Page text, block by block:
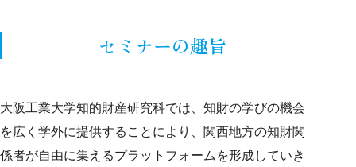
セミナーの趣旨
大阪工業大学知的財産研究科では、知財の学びの機会
を広く学外に提供することにより、関西地方の知財関
係者が自由に集えるプラットフォームを形成していき